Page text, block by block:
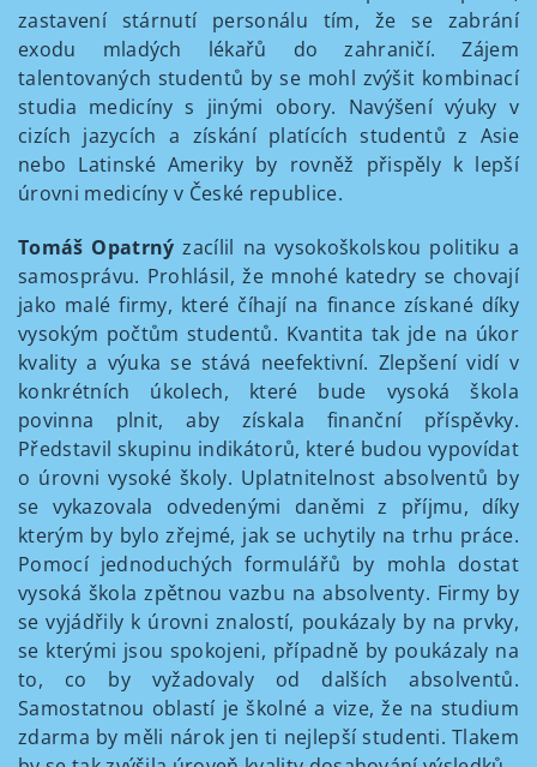
zastavení stárnutí personálu tím, že se zabrání
exodu mladých lékařů do zahraničí. Zájem
talentovaných studentů by se mohl zvýšit kombinací
studia medicíny s jinými obory. Navýšení výuky v
cizích jazycích a získání platících studentů z Asie
nebo Latinské Ameriky by rovněž přispěly k lepší
úrovni medicíny v České republice.
Tomáš Opatrnýzacílil na vysokoškolskou politiku a
samosprávu. Prohlásil, že mnohé katedry se chovají
jako malé firmy, které číhají na finance získané díky
vysokým počtům studentů. Kvantita tak jde na úkor
kvality a výuka se stává neefektivní. Zlepšení vidí v
konkrétních úkolech, které bude vysoká škola
povinna plnit, aby získala finanční příspěvky.
Představil skupinu indikátorů, které budou vypovídat
o úrovni vysoké školy. Uplatnitelnost absolventů by
se vykazovala odvedenými daněmi z příjmu, díky
kterým by bylo zřejmé, jak se uchytily na trhu práce.
Pomocí jednoduchých formulářů by mohla dostat
vysoká škola zpětnou vazbu na absolventy. Firmy by
se vyjádřily k úrovni znalostí, poukázaly by na prvky,
se kterými jsou spokojeni, případně by poukázaly na
to, co by vyžadovaly od dalších absolventů.
Samostatnou oblastí je školné a vize, že na studium
zdarma by měli nárok jen ti nejlepší studenti. Tlakem